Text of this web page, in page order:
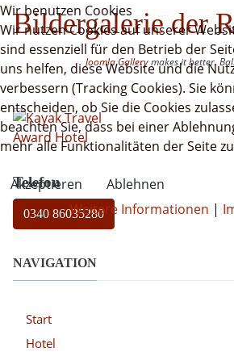
Bildergalerie der
Joomla Gallerymakes it better.
Telefon
0340 86035280
NAVIGATION
Start
Hotel
Wir benutzen Cookies
Wir nutzen Cookies auf unserer
sind essenziell für den Betrieb der
uns helfen, diese Website und die
verbessern (Tracking Cookies). Sie
entscheiden, ob Sie die Cookies
beachten Sie, dass bei einer
mehr alle Funktionalitäten der Seite
Akzeptieren
Ablehnen
Weitere Informationen |